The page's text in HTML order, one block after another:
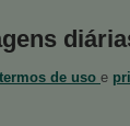
termos de uso e